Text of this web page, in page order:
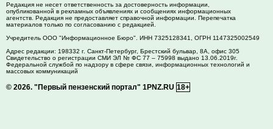
Редакция не несет ответственность за достоверность информации,
опубликованной в рекламных объявлениях и сообщениях информационных
агентств. Редакция не предоставляет справочной информации. Перепечатка
материалов только по согласованию с редакцией.
Учредитель ООО "Информационное Бюро". ИНН 7325128341, ОГРН 1147325002549
Адрес редакции: 198332 г. Санкт-Петербург, Брестский бульвар, 8А, офис 305
Свидетельство о регистрации СМИ ЭЛ № ФС 77 – 75998 выдано 13.06.2019г.
Федеральной службой по надзору в сфере связи, информационных технологий и
массовых коммуникаций
© 2026. "Первый пензенский портал" 1PNZ.RU 18+